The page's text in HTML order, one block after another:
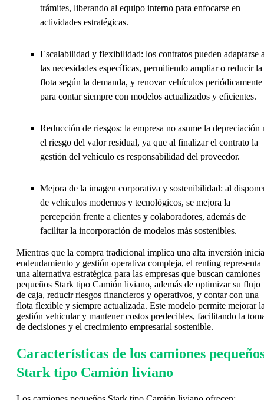
trámites, liberando al equipo interno para enfocarse en
actividades estratégicas.
Escalabilidad y flexibilidad: los contratos pueden adaptarse
las necesidades específicas, permitiendo ampliar o reducir la
flota según la demanda, y renovar vehículos periódicamente
para contar siempre con modelos actualizados y eficientes.
Reducción de riesgos: la empresa no asume la depreciación
el riesgo del valor residual, ya que al finalizar el contrato la
gestión del vehículo es responsabilidad del proveedor.
Mejora de la imagen corporativa y sostenibilidad: al
de vehículos modernos y tecnológicos, se mejora la
percepción frente a clientes y colaboradores, además de
facilitar la incorporación de modelos más sostenibles.
Mientras que la compra tradicional implica una alta inversión
endeudamiento y gestión operativa compleja, el renting representa
una alternativa estratégica para las empresas que buscan camiones
pequeños Stark tipo Camión liviano, además de optimizar su flujo
de caja, reducir riesgos financieros y operativos, y contar con una
flota flexible y siempre actualizada. Este modelo permite mejorar
gestión vehicular y mantener costos predecibles, facilitando la
de decisiones y el crecimiento empresarial sostenible.
Características de los camiones
Stark tipo Camión liviano